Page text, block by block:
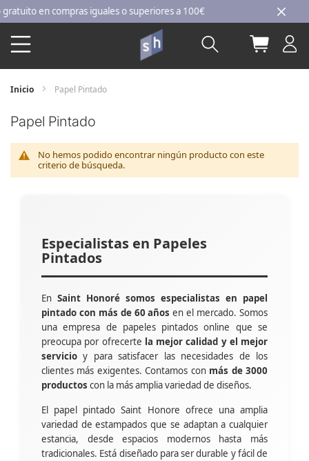
Ir
al
contenido
en compras iguales o superiores a 100€
Buscar Mi
Inicio Papel Pintado
Papel Pintado
No hemos podido encontrar ningún producto con este
criterio de búsqueda.
Especialistas en Papeles
Pintados
En Saint Honoré somos especialistas en papel
pintado con más de 60 años en el mercado. Somos
una empresa de papeles pintados online que se
preocupa por ofrecerte la mejor calidad y el mejor
servicio y para satisfacer las necesidades de los
clientes más exigentes. Contamos con más de 3000
productos con la más amplia variedad de diseños.
El papel pintado Saint Honore ofrece una amplia
variedad de estampados que se adaptan a cualquier
estancia, desde espacios modernos hasta más
tradicionales. Está diseñado para ser durable y fácil de